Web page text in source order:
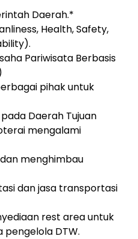
Daerah.*
Health, Safety,
Pariwisata Berbasis
pihak untuk
Daerah Tujuan
mengalami
menghimbau
dan jasa transportasi
rest area untuk
DTW.